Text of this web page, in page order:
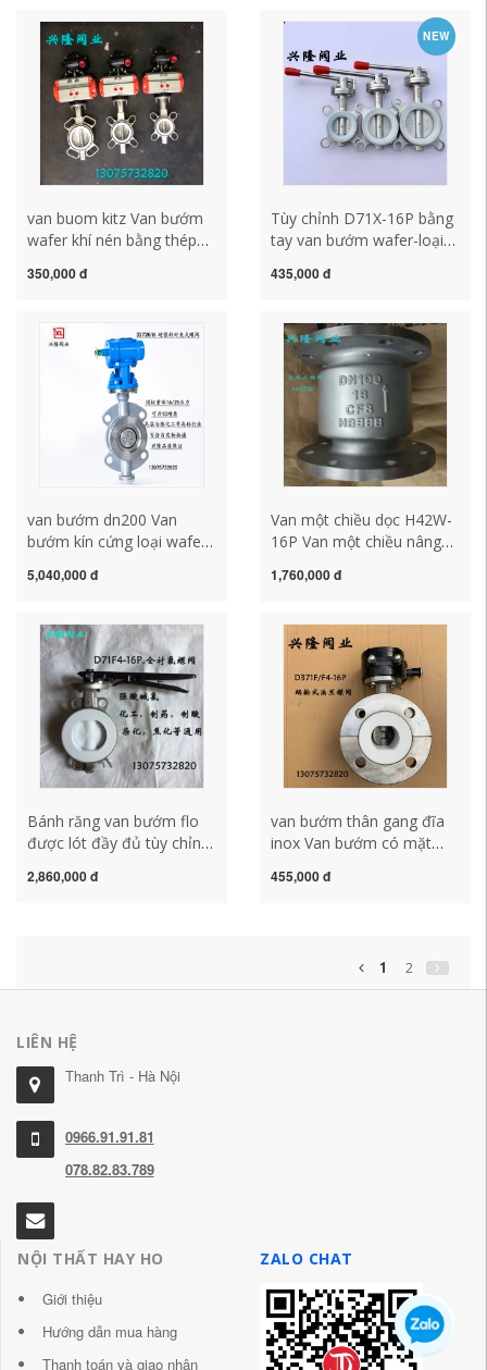
bướm tay gạt
tích hợp van cánh bướm
mặt bích van bướm wafer
van buom kitz Van bướm
wafer khí nén bằng thép
80 125 65 50 van bướm
tay gat tiểu nam tự động
350,000 đ
NEW
Tùy chỉnh D71X-16P bằng
tay van bướm wafer-loại
silicone PTFE van bướm
hs376tt van bướm tín hiệu
điện
435,000 đ
van bướm dn200 Van
bướm kín cứng loại wafer
tùy chỉnh Van bướm chống
nước nhiệt độ cao van
bướm tay gạt pvc van
bướm tay kẹp
5,040,000 đ
Van một chiều dọc H42W-
16P Van một chiều nâng
bích Van một chiều dọc 50
tay quay
1,760,000 đ
Bánh răng van bướm flo
được lót đầy đủ tùy chỉnh
dụng D71F4 -16C/P Van
2,860,000 đ
van bướm thân gang đĩa
inox Van bướm có mặt
D341F/F4/F46-16C/P mặt
bồn tiểu nam van bướm
455,000 đ
1 2
LIÊN HỆ
Thanh Trì - Hà Nội
0966.91.91.81
078.82.83.789
NỘI THẤT HAY HO
Giới thiệu
Hướng dẫn mua hàng
Thanh toán và giao nhận
ZALO CHAT